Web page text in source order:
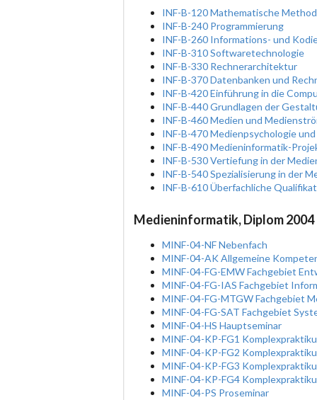
INF-B-120 Mathematische
INF-B-240 Programmierung
INF-B-260 Informations- und
INF-B-310 Softwaretechnologie
INF-B-330 Rechnerarchitektur
INF-B-370 Datenbanken und
INF-B-420 Einführung in die
INF-B-440 Grundlagen der
INF-B-460 Medien und
INF-B-470 Medienpsychologie
INF-B-490 Medieninformatik-
INF-B-530 Vertiefung in der
INF-B-540 Spezialisierung in der
INF-B-610 Überfachliche
Medieninformatik, Diplom 2004
MINF-04-NF Nebenfach
MINF-04-AK Allgemeine
MINF-04-FG-EMW Fachgebiet
MINF-04-FG-IAS Fachgebiet
MINF-04-FG-MTGW Fachgebiet
MINF-04-FG-SAT Fachgebiet
MINF-04-HS Hauptseminar
MINF-04-KP-FG1
MINF-04-KP-FG2
MINF-04-KP-FG3
MINF-04-KP-FG4
MINF-04-PS Proseminar